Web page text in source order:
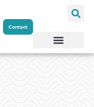
Contact